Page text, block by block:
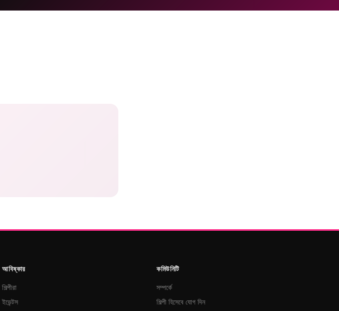
আবিষ্কার
শিল্পীরা
ইভেন্টস
কমিউনিটি
সম্পর্কে
শিল্পী হিসেবে যোগ দিন